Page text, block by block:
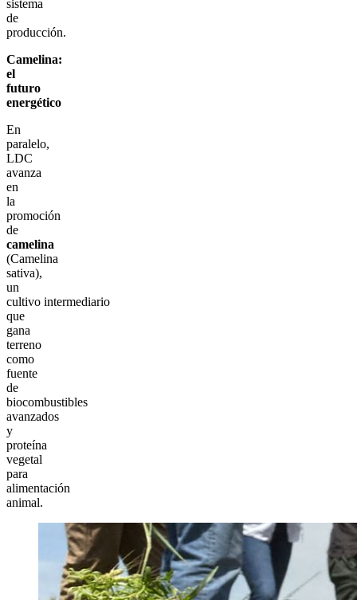
sistema
de
producción.
Camelina:
el
futuro
energético
En
paralelo,
LDC
avanza
en
la
promoción
de
camelina
(Camelina
sativa),
un
cultivo intermediario
que
gana
terreno
como
fuente
de
biocombustibles
avanzados
y
proteína
vegetal
para
alimentación
animal.